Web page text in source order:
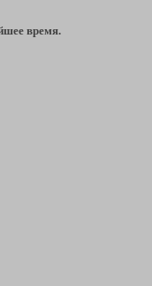
время.